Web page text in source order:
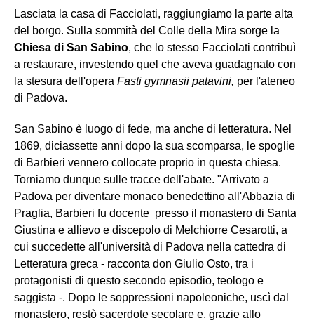
Lasciata la casa di Facciolati, raggiungiamo la parte alta
del borgo. Sulla sommità del Colle della Mira sorge la
Chiesa di San Sabino, che lo stesso Facciolati contribuì
a restaurare, investendo quel che aveva guadagnato con
la stesura dell'opera Fasti gymnasii patavini, per l'ateneo
di Padova.
San Sabino è luogo di fede, ma anche di letteratura. Nel
1869, diciassette anni dopo la sua scomparsa, le spoglie
di Barbieri vennero collocate proprio in questa chiesa.
Torniamo dunque sulle tracce dell'abate. "Arrivato a
Padova per diventare monaco benedettino all'Abbazia di
Praglia, Barbieri fu docente presso il monastero di Santa
Giustina e allievo e discepolo di Melchiorre Cesarotti, a
cui succedette all'università di Padova nella cattedra di
Letteratura greca - racconta don Giulio Osto, tra i
protagonisti di questo secondo episodio, teologo e
saggista -. Dopo le soppressioni napoleoniche, uscì dal
monastero, restò sacerdote secolare e, grazie allo